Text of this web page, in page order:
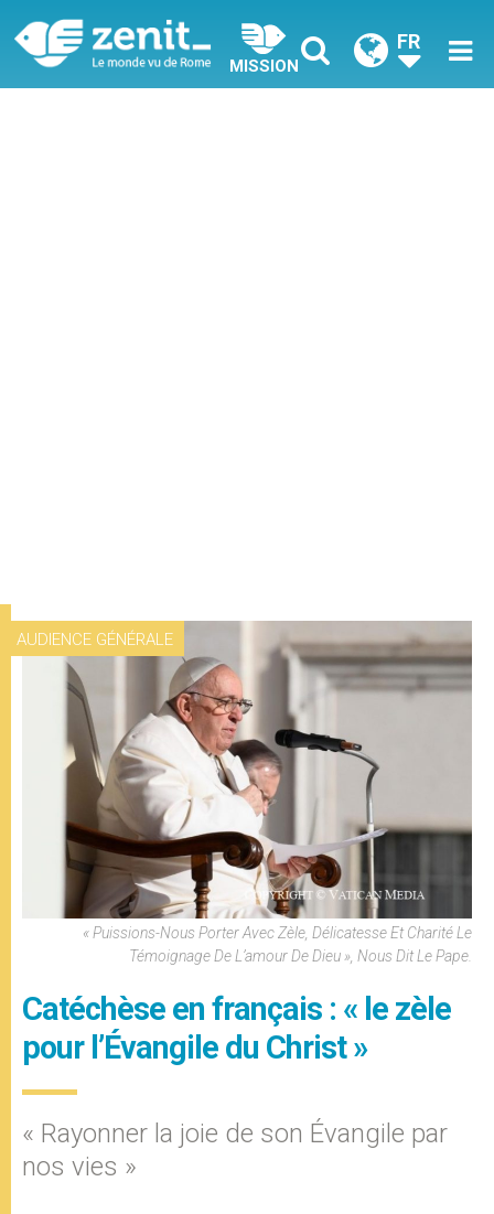
MISSION
FR
AUDIENCE GÉNÉRALE
« Puissions-Nous Porter Avec Zèle, Délicatesse Et Charité Le
Témoignage De L’amour De Dieu », Nous Dit Le Pape.
Catéchèse en français : « le zèle
pour l’Évangile du Christ »
« Rayonner la joie de son Évangile par
nos vies »